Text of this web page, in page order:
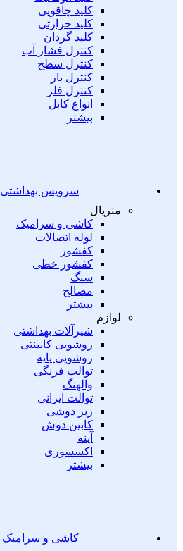
کلید چاقویی
کلید حرارتی
کلید گردان
کنترل فشار آب
کنترل سطح
کنترل بار
کنترل فلز
انواع کابل
بیشتر
سرویس بهداشتی
متریال
کاشی و سرامیک
لوله اتصالات
کفشور
کفشور خطی
سنگ
مصالح
بیشتر
لوازم
شیرآلات بهداشتی
روشویی کابینتی
روشویی پایه
توالت فرنگی
والهنگ
توالت ایرانی
زیر دوشی
کابین دوش
آینه
اکسسوری
بیشتر
کاشی و سرامیک